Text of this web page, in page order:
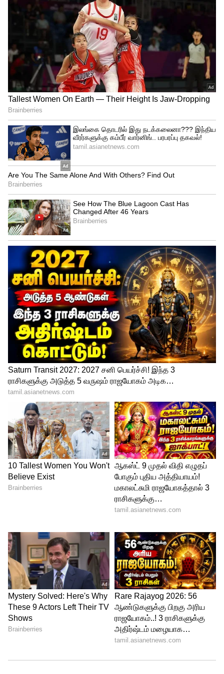
ஏசியாநெட் தமிழ் செய்திகளைஉடனுக்கு
பெறுவதற்கு கீழே கொடுக்கப்பட்டு
இருக்கும் லிங்குடன் இணைந்து
இருக்கவும்.